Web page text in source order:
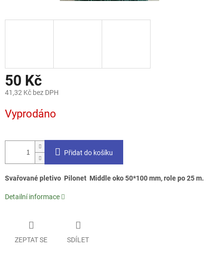
50 Kč
41,32 Kč bez DPH
cena:
Vyprodáno
Přidat do košíku
Svařované pletivo Pilonet Middle oko 50*100 mm, role po 25 m.
Detailní informace
ZEPTAT SE SDÍLET